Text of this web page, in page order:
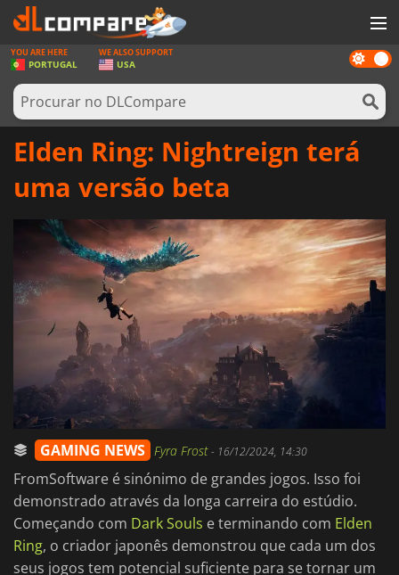
JOGOS
GAME CARDS
SOFTWARE
NOTÍCIAS
ENTRAR OU REGISTAR
Dark
mode
YOU ARE HERE
PORTUGAL
WE ALSO SUPPORT
USA
Elden Ring: Nightreign terá
uma versão beta
GAMING NEWS Fyra Frost- 16/12/2024, 14:30
FromSoftware é sinónimo de grandes jogos. Isso foi
demonstrado através da longa carreira do estúdio.
Começando com Dark Souls e terminando com Elden
Ring, o criador japonês demonstrou que cada um dos
seus jogos tem potencial suficiente para se tornar um